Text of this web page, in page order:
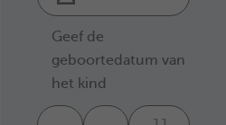
Geef de
geboortedatum van
het kind